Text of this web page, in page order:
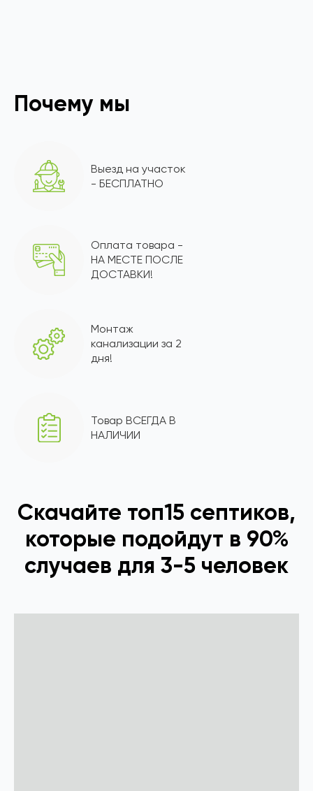
Почему мы
Выезд на участок
- БЕСПЛАТНО
Оплата товара -
НА МЕСТЕ ПОСЛЕ
ДОСТАВКИ!
Монтаж
канализации за 2
дня!
Товар ВСЕГДА В
НАЛИЧИИ
Скачайте топ15 септиков,
которые подойдут в 90%
случаев для 3-5 человек